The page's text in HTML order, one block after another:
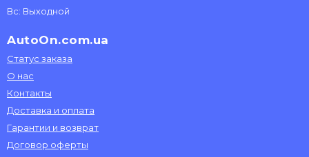
Вс: Выходной
AutoOn.com.ua
Статус заказа
О нас
Контакты
Доставка и оплата
Гарантии и возврат
Договор оферты